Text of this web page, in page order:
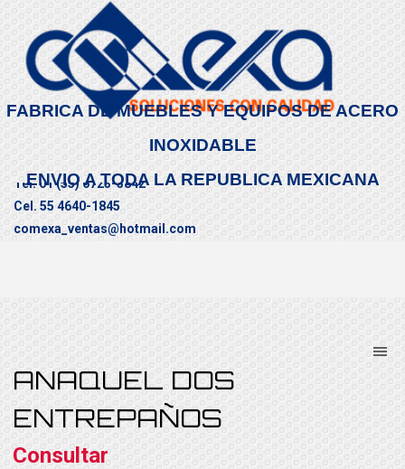
FABRICA DE MUEBLES Y EQUIPOS DE ACERO
INOXIDABLE
ENVIO A TODA LA REPUBLICA MEXICANA
Tel. 01 (55) 6723-3842
Cel. 55 4640-1845
comexa_ventas@hotmail.com
ANAQUEL DOS
ENTREPAÑOS
Consultar